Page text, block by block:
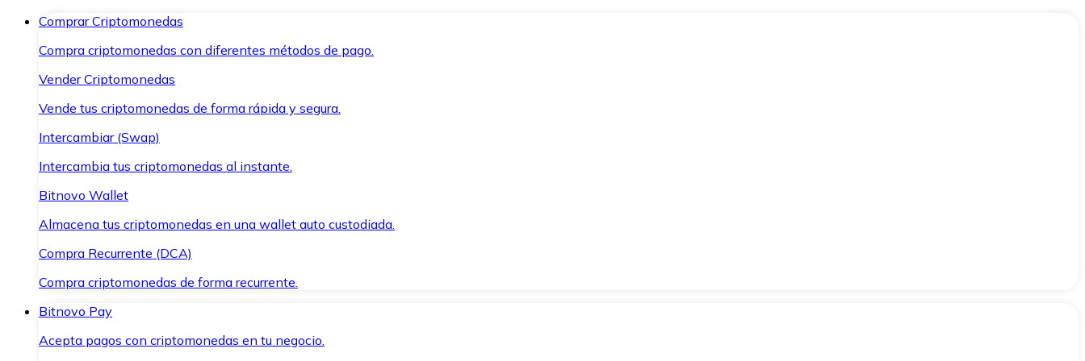
Comprar Criptomonedas
Compra criptomonedas con diferentes métodos de pago.
Vender Criptomonedas
Vende tus criptomonedas de forma rápida y segura.
Intercambiar (Swap)
Intercambia tus criptomonedas al instante.
Bitnovo Wallet
Almacena tus criptomonedas en una wallet auto custodiada.
Compra Recurrente (DCA)
Compra criptomonedas de forma recurrente.
Bitnovo Pay
Acepta pagos con criptomonedas en tu negocio.